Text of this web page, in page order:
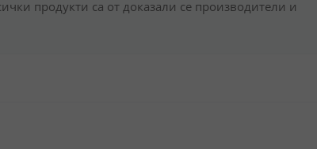
продукти са от доказали се производители и